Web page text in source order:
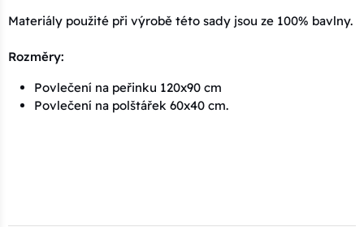
Materiály použité při výrobě této sady jsou ze 100% bavlny.
Rozměry:
Povlečení na peřinku 120x90 cm
Povlečení na polštářek 60x40 cm.